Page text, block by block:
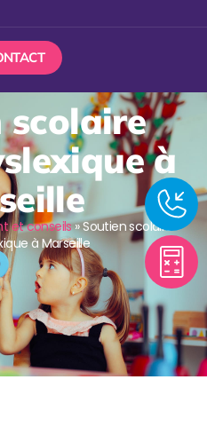
scolaire
à
et conseils»Soutien scolaire
à Marseille